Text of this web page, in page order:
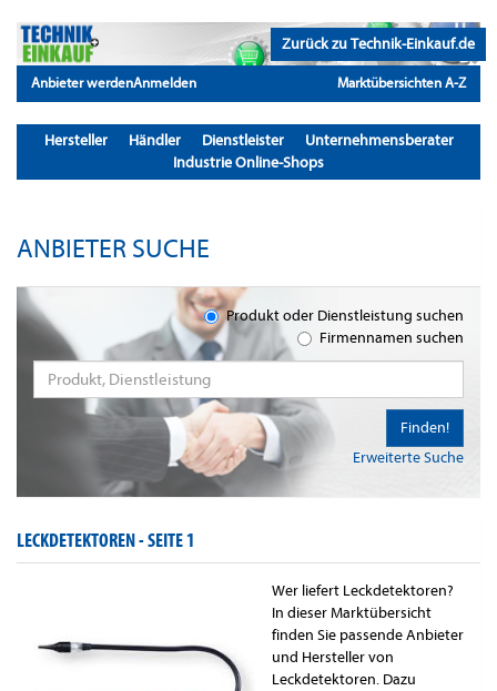
Zurück zu Technik-Einkauf.de
Anbieter werdenAnmelden Marktübersichten A-Z
Hersteller Händler Dienstleister
Unternehmensberater
Industrie Online-Shops
ANBIETER SUCHE
Produkt oder Dienstleistung suchen
Firmennamen suchen
Erweiterte Suche
Finden!
LECKDETEKTOREN -SEITE 1
Wer liefert Leckdetektoren?
In dieser Marktübersicht
finden Sie passende Anbieter
und Hersteller von
Leckdetektoren. Dazu